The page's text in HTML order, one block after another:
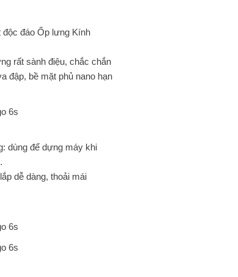
đáo Ốp lưng Kính
rất sành điệu, chắc chắn
đập, bề mặt phủ nano hạn
dùng để dựng máy khi
dễ dàng, thoải mái